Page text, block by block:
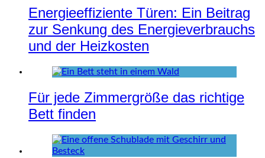
Energieeffiziente Türen: Ein Beitrag
zur Senkung des Energieverbrauchs
und der Heizkosten
Für jede Zimmergröße das richtige
Bett finden